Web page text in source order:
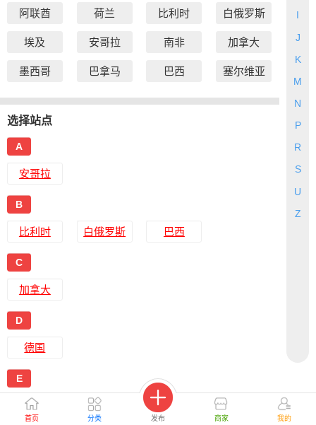
首页 分类 发布 商家 我的
阿联酋 荷兰 比利时 白俄罗斯
埃及 安哥拉 南非 加拿大
墨西哥 巴拿马 巴西 塞尔维亚
选择站点
A
安哥拉
B
比利时 白俄罗斯 巴西
C
加拿大
D
德国
E
西班牙 埃及
I
J
K
M
N
P
R
S
U
Z